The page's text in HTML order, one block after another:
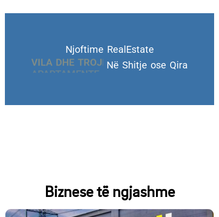
Njoftime RealEstate
VILA DHE TROJE
Biznese të ngjashme